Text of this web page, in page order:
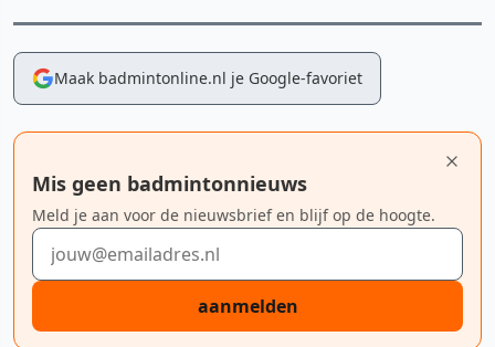
Maak badmintonline.nl je Google-favoriet
Mis geen badmintonnieuws
Meld je aan voor de nieuwsbrief en blijf op de hoogte.
E-mailadres
aanmelden